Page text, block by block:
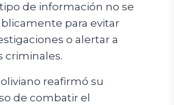
de información no se
para evitar
o alertar a
criminales.
reafirmó su
de combatir el